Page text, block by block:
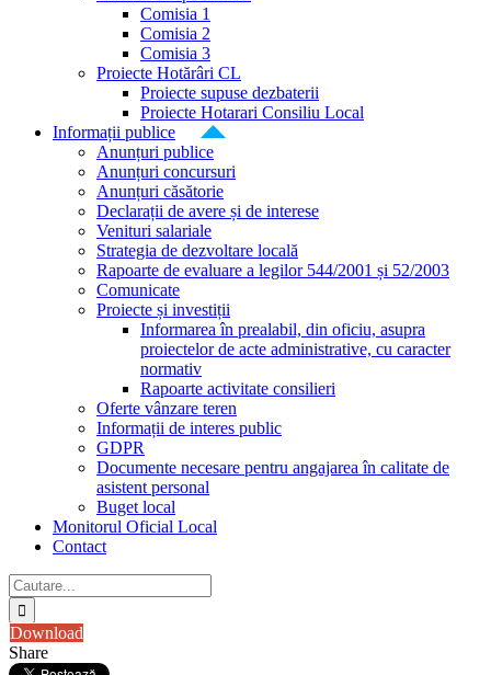
Comisia 1
Comisia 2
Comisia 3
Proiecte Hotărâri CL
Proiecte supuse dezbaterii
Proiecte Hotarari Consiliu Local
Informații publice
Anunțuri publice
Anunțuri concursuri
Anunțuri căsătorie
Declarații de avere și de interese
Venituri salariale
Strategia de dezvoltare locală
Rapoarte de evaluare a legilor 544/2001 și 52/2003
Comunicate
Proiecte și investiții
Informarea în prealabil, din oficiu, asupra
proiectelor de acte administrative, cu caracter
normativ
Rapoarte activitate consilieri
Oferte vânzare teren
Informații de interes public
GDPR
Documente necesare pentru angajarea în calitate de
asistent personal
Buget local
Monitorul Oficial Local
Contact
Cautare...
Download
Share